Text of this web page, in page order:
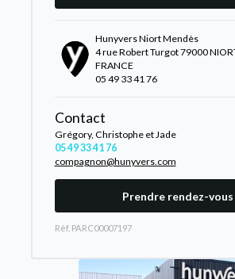
Hunyvers Niort Mendès
4 rue Robert Turgot 79000
FRANCE
05 49 33 41 76
Contact
Grégory, Christophe et Jade
05 49 33 41 76
compagnon@hunyvers.com
Prendre rendez-vous
Rèf. PARC00007197